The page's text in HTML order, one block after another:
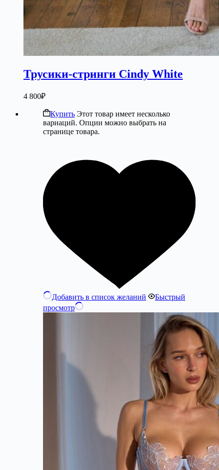
Трусики-стринги Cindy White
4 800₽
Купить Этот товар имеет несколько
вариаций. Опции можно выбрать на
странице товара.
Добавить в список желаний
Быстрый
просмотр